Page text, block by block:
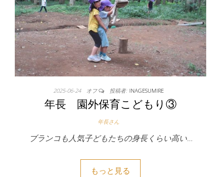
2025-06-24 オフ 投稿者: INAGESUMIRE
年長 園外保育こどもり③
年長さん
ブランコも人気子どもたちの身長くらい高い…
もっと見る